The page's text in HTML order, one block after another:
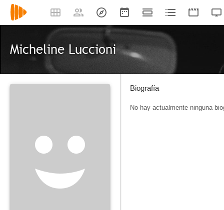
Micheline Luccioni
Biografía
No hay actualmente ninguna